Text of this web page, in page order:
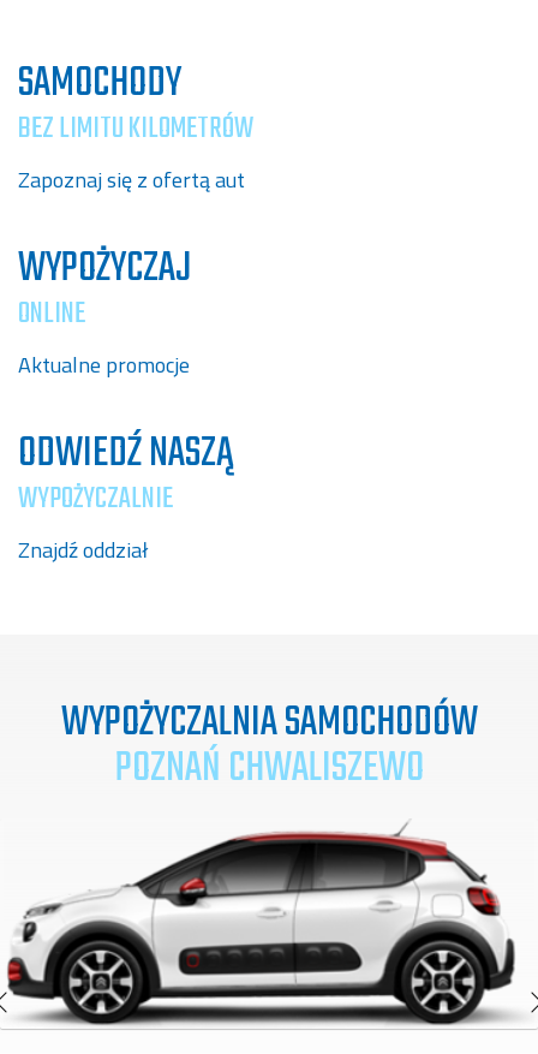
SAMOCHODY
BEZ LIMITU KILOMETRÓW
Zapoznaj się z ofertą aut
WYPOŻYCZAJ
ONLINE
Aktualne promocje
ODWIEDŹ NASZĄ
WYPOŻYCZALNIE
Znajdź oddział
WYPOŻYCZALNIA SAMOCHODÓW
POZNAŃ CHWALISZEWO